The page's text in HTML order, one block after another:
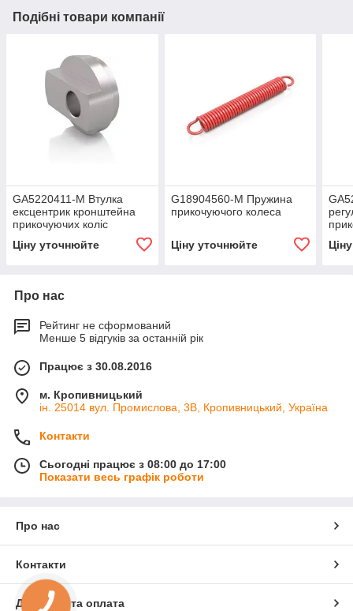
Подібні товари компанії
GA5220411-M Втулка
ексцентрик кронштейна
прикочуючих коліс
Ціну уточнюйте
G18904560-M Пружина
прикочуючого колеса
Ціну уточнюйте
Про нас
Рейтинг не сформований
Менше 5 відгуків за останній рік
Працює з 30.08.2016
м. Кропивницький
ін. 25014 вул. Промислова, 3В, Кропивницький, Україна
Контакти
Сьогодні працює з 08:00 до 17:00
Показати весь графік роботи
Про нас
Контакти
Доставка та оплата